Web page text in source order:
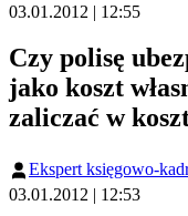
03.01.2012 | 12:55
Czy polisę
jako koszt
zaliczać w
Ekspert księgowo-
03.01.2012 | 12:53